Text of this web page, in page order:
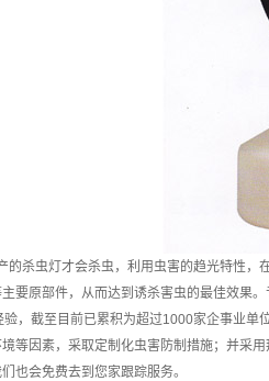
的杀虫灯才会杀虫，利用虫害的趋光特性
要原部件，从而达到诱杀害虫的最佳效果
，截至目前已累积为超过1000家企事业
等因素，采取定制化虫害防制措施；并采
也会免费去到您家跟踪服务。